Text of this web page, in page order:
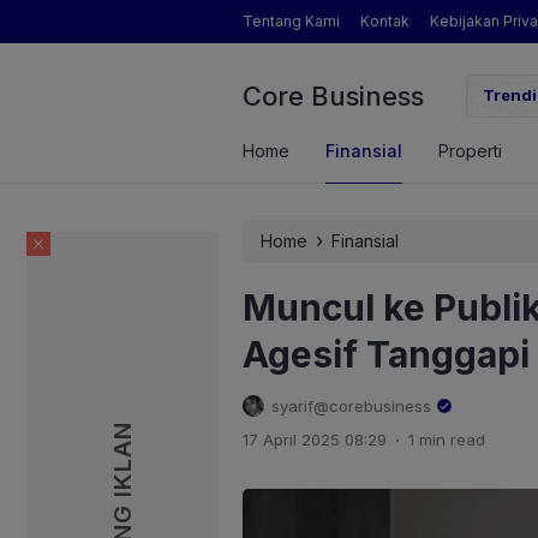
Tentang Kami Kontak Kebijakan
Core Business
Dorong Indonesia Menuju Revolusi Energi Terbarukan dengan
Home Finansial Properti
Home › Finansial
Muncul ke
Agesif
syarif@corebusiness
17 April 2025 08:29 . 1 min read